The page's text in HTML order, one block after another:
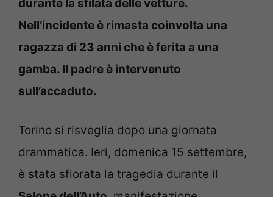
durante la sfilata delle vetture.
Nell’incidente è rimasta coinvolta una
ragazza di 23 anni che è ferita a una
gamba. Il padre è intervenuto
sull’accaduto.
Torino si risveglia dopo una giornata
drammatica. Ieri, domenica 15 settembre,
è stata sfiorata la tragedia durante il